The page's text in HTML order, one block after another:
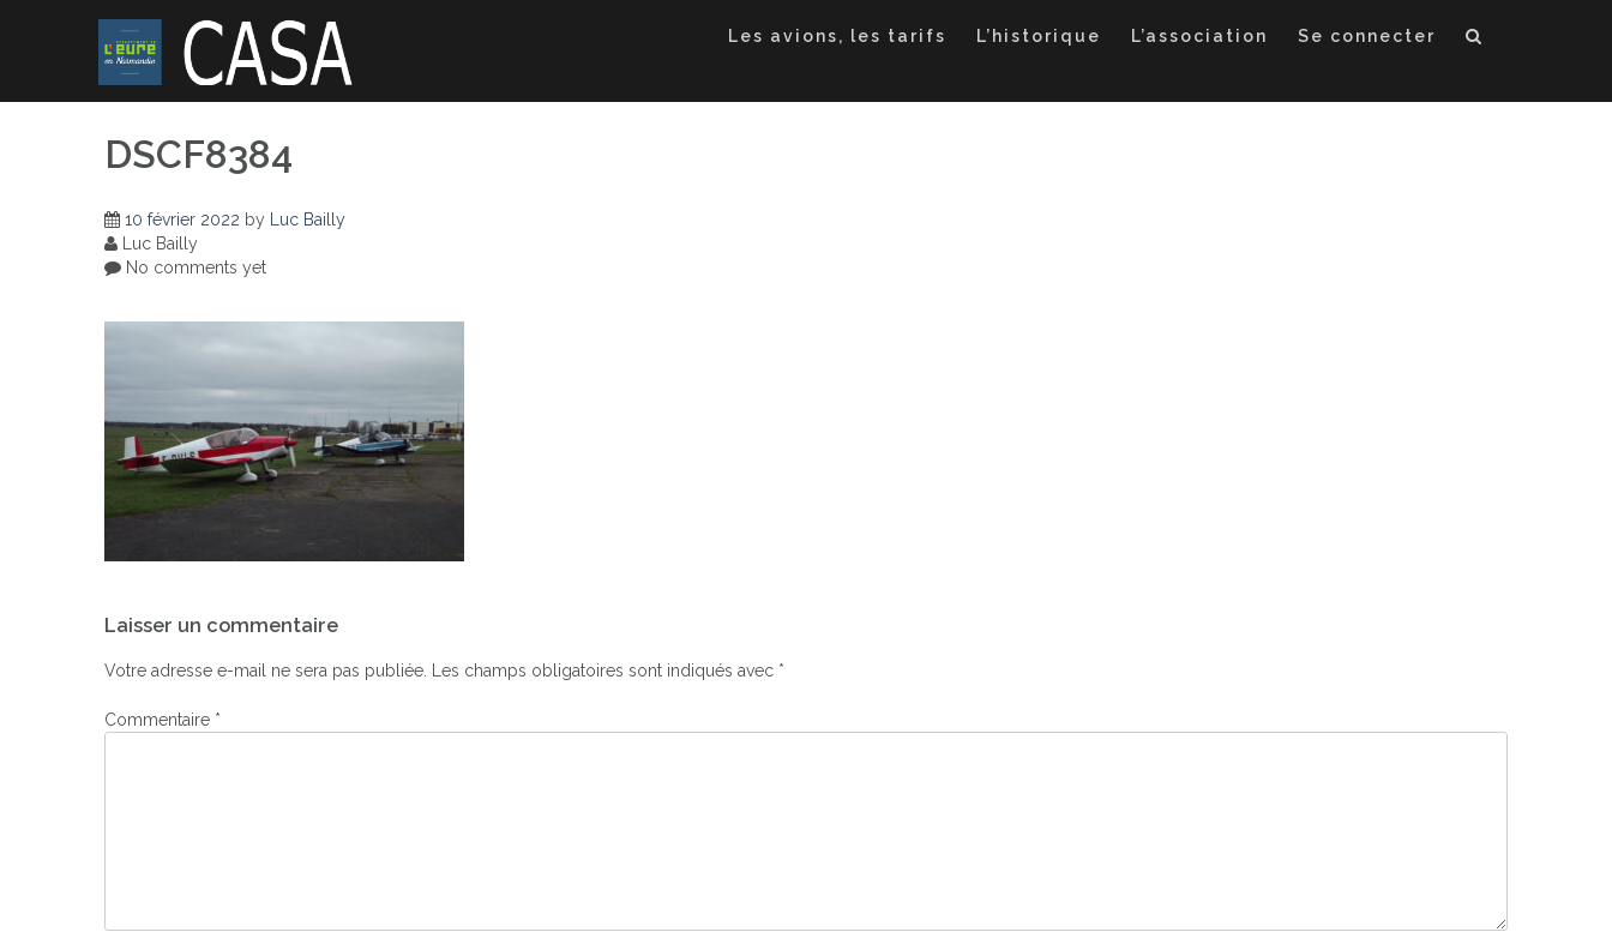
Les avions, les tarifs L’historique L’association Se connecter
DSCF8384
10 février 2022 by
Luc Bailly
Luc Bailly
No comments yet
de
l’article
Laisser un commentaire
Votre adresse e-mail ne sera pas publiée. Les champs obligatoires sont indiqués avec *
Commentaire *